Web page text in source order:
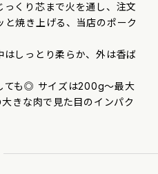
くり芯まで火を通し、注文
焼き上げる、当店のポーク
しっとり柔らか、外は香ば
ても◎ サイズは200g〜最大
きな肉で見た目のインパク